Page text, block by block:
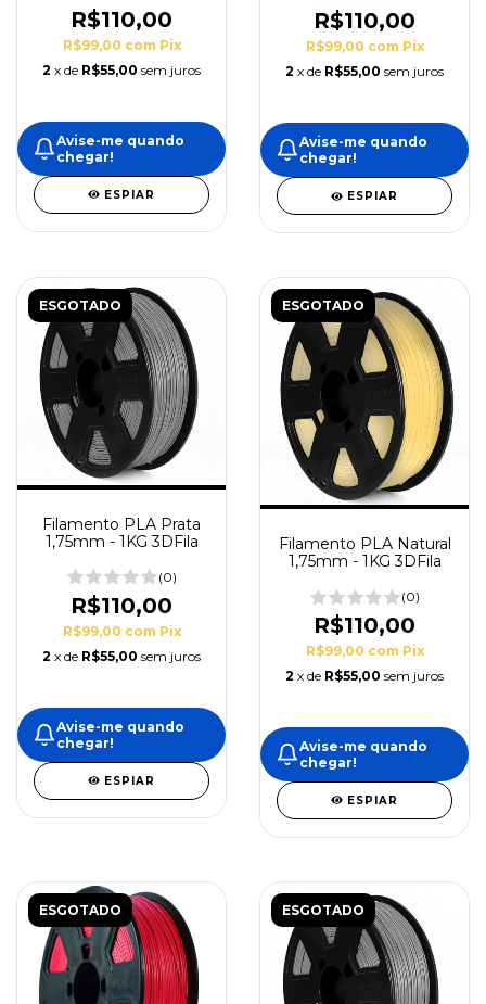
R$110,00
R$99,00 com Pix
2 x de R$55,00 sem juros
Avise-me quando
chegar!
ESPIAR
R$110,00
R$99,00 com Pix
2 x de R$55,00 sem juros
Avise-me quando
chegar!
ESPIAR
ESGOTADO
Filamento PLA Prata
1,75mm - 1KG 3DFila
(0)
R$110,00
R$99,00 com Pix
2 x de R$55,00 sem juros
Avise-me quando
chegar!
ESPIAR
ESGOTADO
Filamento PLA Natural
1,75mm - 1KG 3DFila
(0)
R$110,00
R$99,00 com Pix
2 x de R$55,00 sem juros
Avise-me quando
chegar!
ESPIAR
ESGOTADO ESGOTADO